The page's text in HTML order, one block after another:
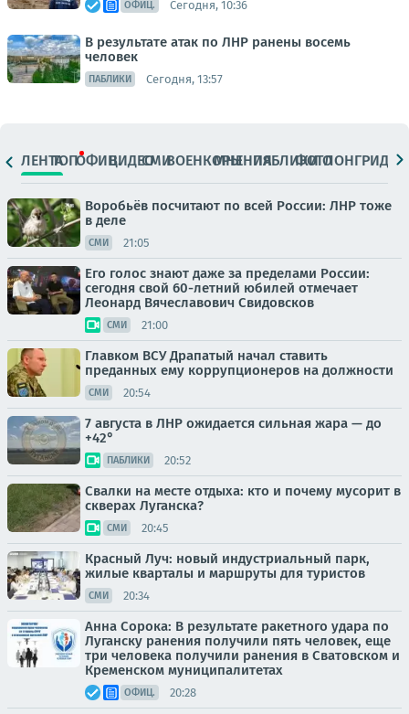
ОФИЦ. Сегодня, 10:36
В результате атак по ЛНР ранены восемь
человек
ПАБЛИКИ Сегодня, 13:57
ЛЕНТАТОПОФИЦ.ВИДЕОСМИВОЕНКОРЫМНЕНИЯПАБЛИКИ
ФОТОЛОНГРИДЫ
Воробьёв посчитают по всей России: ЛНР тоже
в деле
СМИ 21:05
Его голос знают даже за пределами России:
сегодня свой 60-летний юбилей отмечает
Леонард Вячеславович Свидовсков
СМИ 21:00
Главком ВСУ Драпатый начал ставить
преданных ему коррупционеров на должности
СМИ 20:54
7 августа в ЛНР ожидается сильная жара — до
+42°
ПАБЛИКИ 20:52
Свалки на месте отдыха: кто и почему мусорит в
скверах Луганска?
СМИ 20:45
Красный Луч: новый индустриальный парк,
жилые кварталы и маршруты для туристов
СМИ 20:34
Анна Сорока: В результате ракетного удара по
Луганску ранения получили пять человек, еще
три человека получили ранения в Сватовском и
Кременском муниципалитетах
ОФИЦ. 20:28